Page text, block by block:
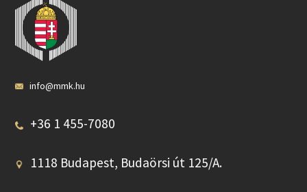
info@mmk.hu
+36 1 455-7080
1118 Budapest, Budaörsi út 125/A.